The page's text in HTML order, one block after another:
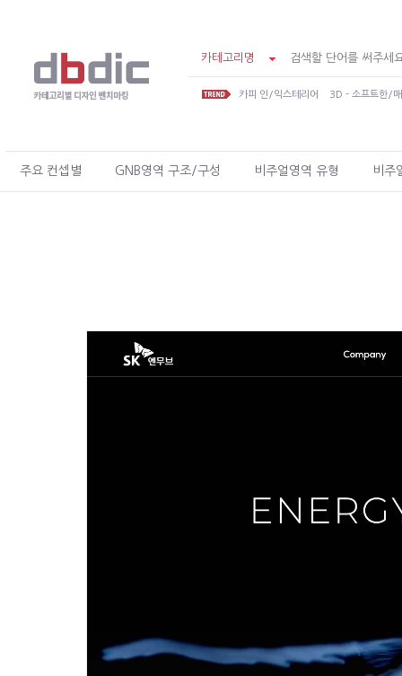
카테고리명
카피 인/익스테리어 3D - 소프트한/
주요 컨셉별 GNB영역 구조/구성 비주얼영역 유형 비주